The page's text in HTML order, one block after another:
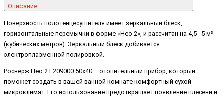
Описание
Поверхность полотенцесушителя имеет зеркальный блеск,
горизонтальные перемычки в форме «Нео 2», и рассчитан на 4,5 - 5 м³
(кубических метров). Зеркальный блеск добивается
электроплазменной полировкой.
Роснерж Нео 2 L209000 50x40 – отопительный прибор, который
поможет создать в вашей ванной комнате комфортный сухой
микроклимат. Его использование предотвращает появление плесени и